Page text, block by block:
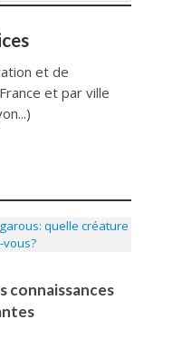
et de
et par ville
connaissances